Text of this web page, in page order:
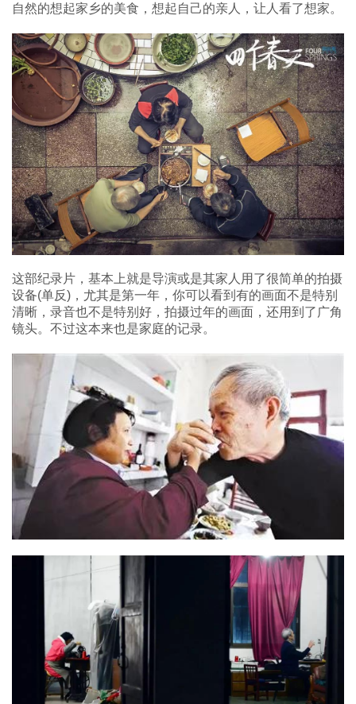
自然的想起家乡的美食，想起自己的亲人，让人看了想家。
这部纪录片，基本上就是导演或是其家人用了很简单的拍摄
设备(单反)，尤其是第一年，你可以看到有的画面不是特别
清晰，录音也不是特别好，拍摄过年的画面，还用到了广角
镜头。不过这本来也是家庭的记录。